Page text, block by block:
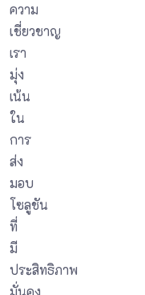
ความ
เชี่ยวชาญ
เรา
มุ่ง
เน้น
ใน
การ
ส่ง
มอบ
โซลูชัน
ที่
มี
ประสิทธิภาพ